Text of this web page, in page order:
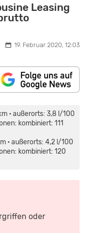
Leasing
19. Februar 2020, 12:03
• außerorts: 3,8 l/100
kombiniert: 111
• außerorts: 4,2 l/100
kombiniert: 120
oder